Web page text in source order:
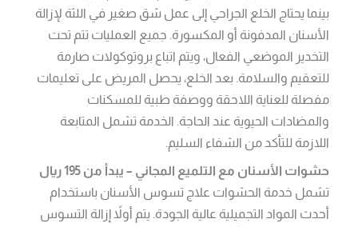
بينما يحتاج الخلع الجراحي إلى عمل شق صغير في اللثة لإزالة
الأسنان المدفونة أو المكسورة. جميع العمليات تتم تحت
التخدير الموضعي الفعال، ويتم اتباع بروتوكولات صارمة
للتعقيم والسلامة. بعد الخلع، يحصل المريض على تعليمات
مفصلة للعناية اللاحقة ووصفة طبية للمسكنات
والمضادات الحيوية عند الحاجة. الخدمة تشمل المتابعة
اللازمة للتأكد من الشفاء السليم.
حشوات الأسنان مع التلميع المجاني – يبدأ من 195 ريال
تشمل خدمة الحشوات علاج تسوس الأسنان باستخدام
أحدث المواد التجميلية عالية الجودة. يتم أولاً إزالة التسوس